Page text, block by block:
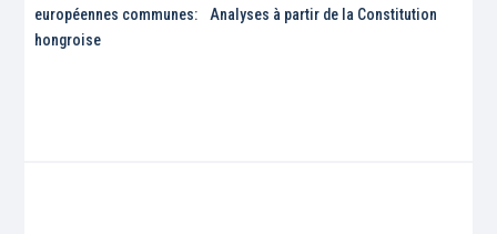
européennes communes: Analyses à partir de la Constitution
hongroise